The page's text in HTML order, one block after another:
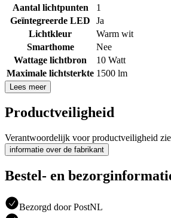
Aantal lichtpunten
1
Geïntegreerde LED
Ja
Lichtkleur
Warm wit
Smarthome
Nee
Wattage lichtbron
10 Watt
Maximale lichtsterkte 1500 lm
Lees meer
Productveiligheid
Verantwoordelijk voor productveiligheid zie
informatie over de fabrikant
Bestel- en
Bezorgd door PostNL